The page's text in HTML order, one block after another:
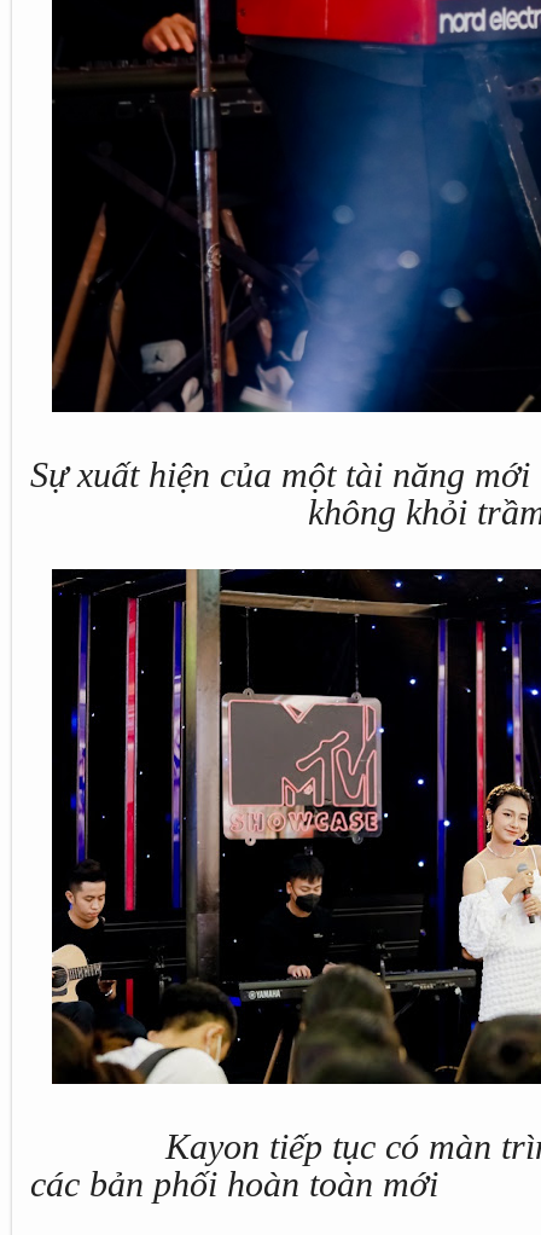
Sự xuất hiện của một tài năng
không khỏi
Kayon tiếp tục có màn
các bản phối hoàn toàn mới